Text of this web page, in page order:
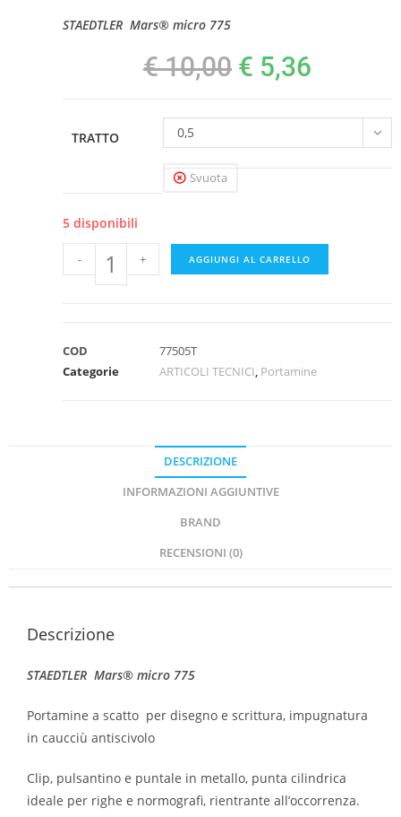
STAEDTLER Mars® micro 775
€10,00 € 5,36
TRATTO 0,5
Svuota
5 disponibili
- + AGGIUNGI AL CARRELLO
COD
77505T
Categorie
ARTICOLI TECNICI, Portamine
DESCRIZIONE
INFORMAZIONI AGGIUNTIVE
BRAND
RECENSIONI (0)
Descrizione
STAEDTLER Mars® micro 775
Portamine a scatto per disegno e scrittura, impugnatura
in caucciù antiscivolo
Clip, pulsantino e puntale in metallo, punta cilindrica
ideale per righe e normografi, rientrante all’occorrenza.